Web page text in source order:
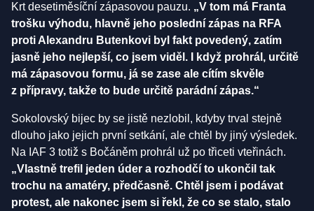
Krt desetiměsíční zápasovou pauzu. „V tom má Franta
trošku výhodu, hlavně jeho poslední zápas na RFA
proti Alexandru Butenkovi byl fakt povedený, zatím
jasně jeho nejlepší, co jsem viděl. I když prohrál, určitě
má zápasovou formu, já se zase ale cítím skvěle
z přípravy, takže to bude určitě parádní zápas.“
Sokolovský bijec by se jistě nezlobil, kdyby trval stejně
dlouho jako jejich první setkání, ale chtěl by jiný výsledek.
Na IAF 3 totiž s Bočáněm prohrál už po třiceti vteřinách.
„Vlastně trefil jeden úder a rozhodčí to ukončil tak
trochu na amatéry, předčasně. Chtěl jsem i podávat
protest, ale nakonec jsem si řekl, že co se stalo, stalo